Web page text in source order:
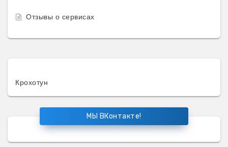
Отзывы о сервисах
Крохотун
МЫ ВКонтакте!